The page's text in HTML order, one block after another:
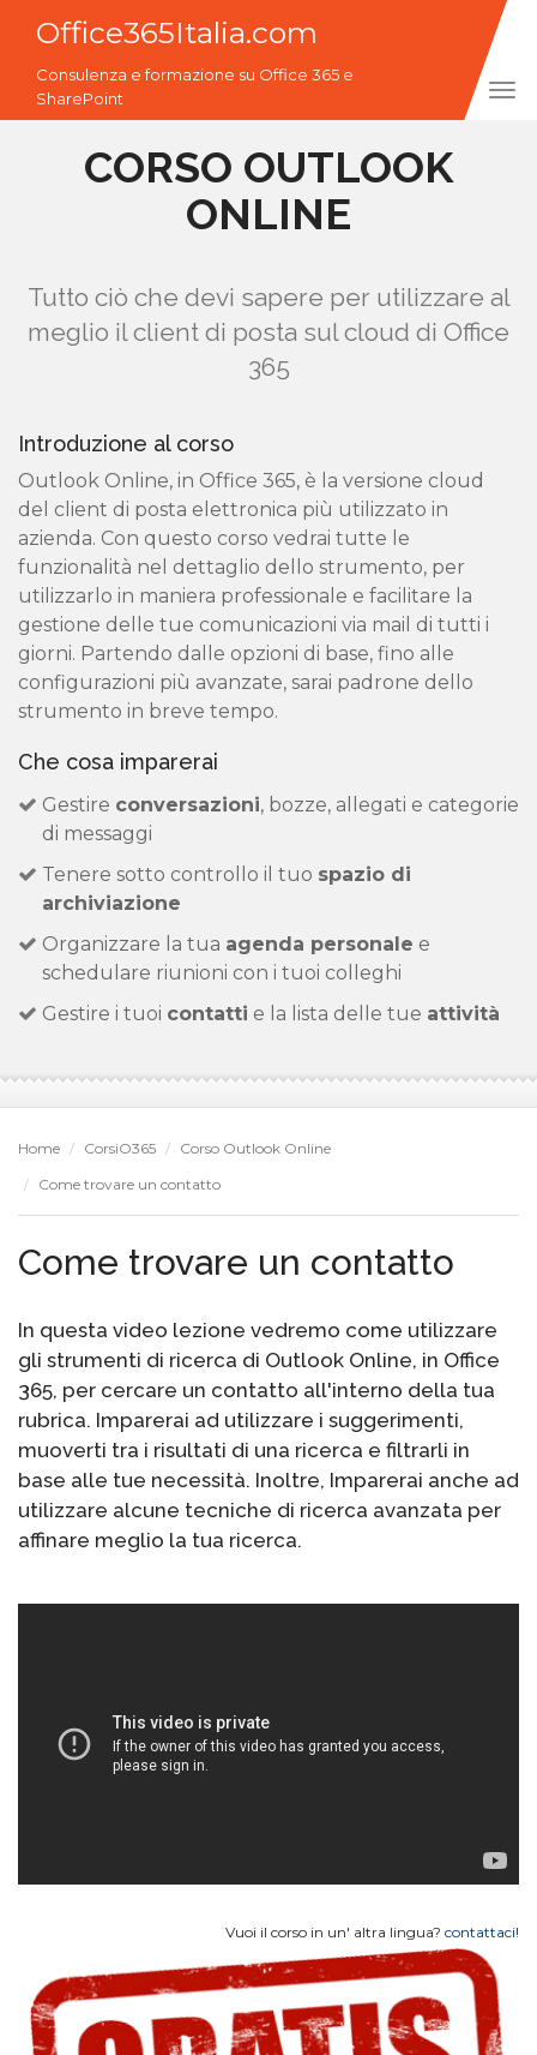
Office365Italia.com
Consulenza e formazione su Office 365 e
SharePoint
CORSO OUTLOOK
ONLINE
Tutto ciò che devi sapere per utilizzare al
meglio il client di posta sul cloud di Office
365
Introduzione al corso
Outlook Online, in Office 365, è la versione cloud
del client di posta elettronica più utilizzato in
azienda. Con questo corso vedrai tutte le
funzionalità nel dettaglio dello strumento, per
utilizzarlo in maniera professionale e facilitare la
gestione delle tue comunicazioni via mail di tutti i
giorni. Partendo dalle opzioni di base, fino alle
configurazioni più avanzate, sarai padrone dello
strumento in breve tempo.
Che cosa imparerai
Gestire conversazioni, bozze, allegati e categorie
di messaggi
Tenere sotto controllo il tuo spazio di
archiviazione
Organizzare la tua agenda personale e
schedulare riunioni con i tuoi colleghi
Gestire i tuoi contatti e la lista delle tue attività
Home CorsiO365
Corso Outlook Online
Come trovare un contatto
Come trovare un contatto
In questa video lezione vedremo come utilizzare
gli strumenti di ricerca di Outlook Online, in Office
365, per cercare un contatto all'interno della tua
rubrica. Imparerai ad utilizzare i suggerimenti,
muoverti tra i risultati di una ricerca e filtrarli in
base alle tue necessità. Inoltre, Imparerai anche ad
utilizzare alcune tecniche di ricerca avanzata per
affinare meglio la tua ricerca.
Vuoi il corso in un' altra lingua? contattaci!